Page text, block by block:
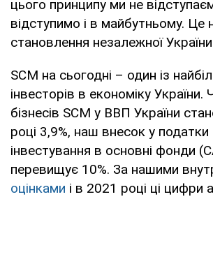
цього принципу ми не
відступимо і в майбутньому. Це
становлення незалежної
SCM на сьогодні – один із
інвесторів в економіку України.
бізнесів SCM у ВВП України
році 3,9%, наш внесок у податки
інвестування в основні фонди
перевищує 10%. За нашими
оцінками і в 2021 році ці цифри